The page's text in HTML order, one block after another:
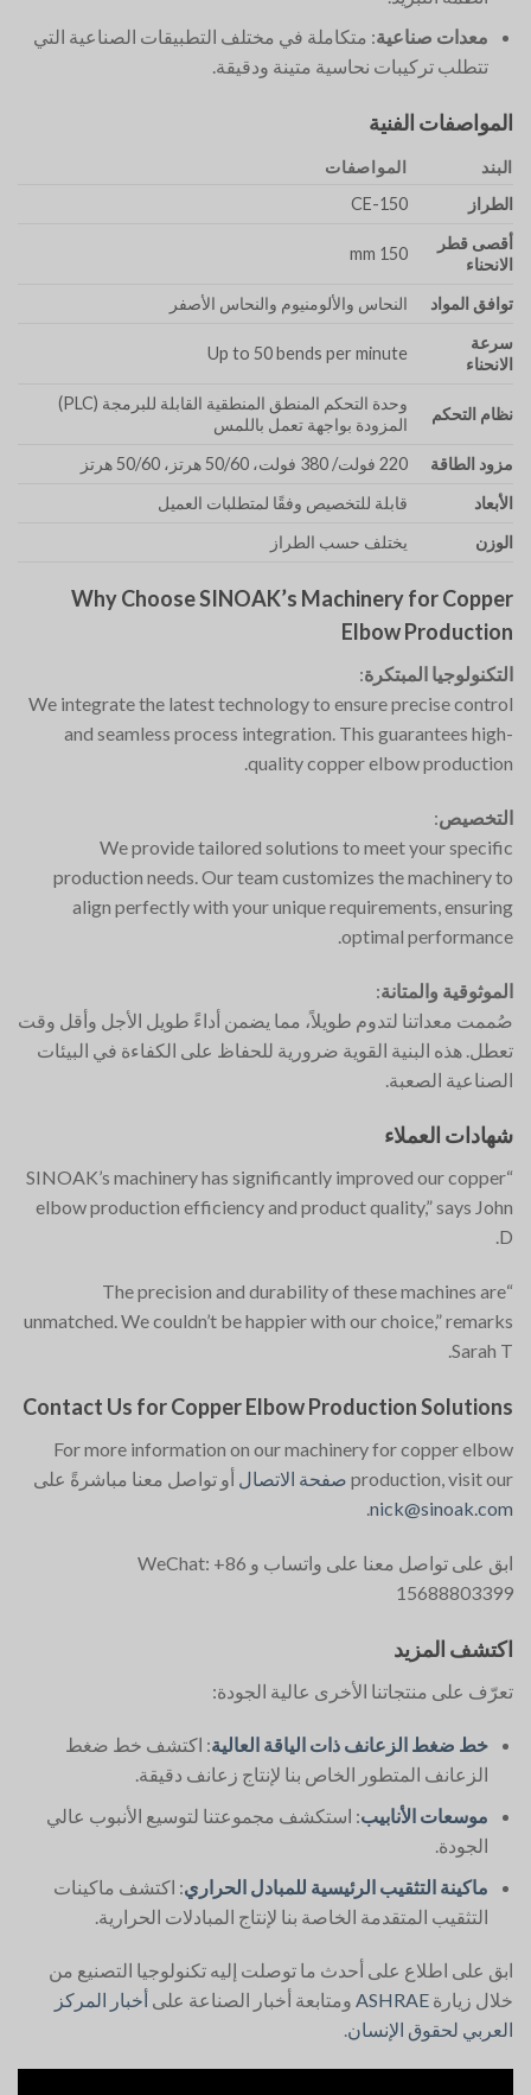
معدات صناعية: متكاملة في مختلف التطبيقات الصناعية التي
تتطلب تركيبات نحاسية متينة ودقيقة.
المواصفات الفنية
البند
المواصفات
الطراز
CE-150
أقصى قطر
الانحناء
150 mm
توافق المواد
النحاس والألومنيوم والنحاس الأصفر
سرعة
الانحناء
Up to 50 bends per minute
نظام التحكم
وحدة التحكم المنطق المنطقية القابلة للبرمجة (PLC)
المزودة بواجهة تعمل باللمس
مزود الطاقة
220 فولت/ 380 فولت، 50/60 هرتز، 50/60 هرتز
الأبعاد
قابلة للتخصيص وفقًا لمتطلبات العميل
الوزن
يختلف حسب الطراز
Why Choose SINOAK’s Machinery for Copper
Elbow Production
التكنولوجيا المبتكرة:
We integrate the latest technology to ensure precise control
and seamless process integration. This guarantees high-
quality copper elbow production.
التخصيص:
We provide tailored solutions to meet your specific
production needs. Our team customizes the machinery to
align perfectly with your unique requirements, ensuring
optimal performance.
الموثوقية والمتانة:
صُممت معداتنا لتدوم طويلاً، مما يضمن أداءً طويل الأجل وأقل وقت
تعطل. هذه البنية القوية ضرورية للحفاظ على الكفاءة في البيئات
الصناعية الصعبة.
شهادات العملاء
“SINOAK’s machinery has significantly improved our copper
elbow production efficiency and product quality,” says John
D.
“The precision and durability of these machines are
unmatched. We couldn’t be happier with our choice,” remarks
Sarah T.
Contact Us for Copper Elbow Production Solutions
For more information on our machinery for copper elbow
production, visit our صفحة الاتصال أو تواصل معنا مباشرةً على
nick@sinoak.com
.
ابق على تواصل معنا على واتساب و WeChat: +86
15688803399
اكتشف المزيد
تعرّف على منتجاتنا الأخرى عالية الجودة:
خط ضغط الزعانف ذات الياقة العالية: اكتشف خط ضغط
الزعانف المتطور الخاص بنا لإنتاج زعانف دقيقة.
موسعات الأنابيب: استكشف مجموعتنا لتوسيع الأنبوب عالي
الجودة.
ماكينة التثقيب الرئيسية للمبادل الحراري: اكتشف ماكينات
التثقيب المتقدمة الخاصة بنا لإنتاج المبادلات الحرارية.
ابق على اطلاع على أحدث ما توصلت إليه تكنولوجيا التصنيع من
خلال زيارة ASHRAE ومتابعة أخبار الصناعة على أخبار المركز
العربي لحقوق الإنسان.